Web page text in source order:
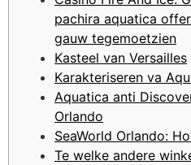
pachira aquatica
gauw tegemoetzien
Kasteel van Versailles
Karakteriseren va
Aquatica anti
Orlando
SeaWorld Orlando:
Te welke andere